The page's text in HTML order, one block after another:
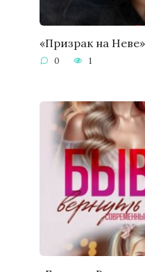
«Призрак на
0 1